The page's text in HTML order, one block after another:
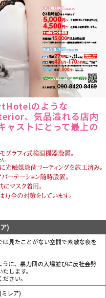
のような
、気品溢れる店内
ャストにとって最上の
)
見たことがない空間で素敵な夜を
に、暴力団の入場並びに反社会勢
します。
さい。
レア)